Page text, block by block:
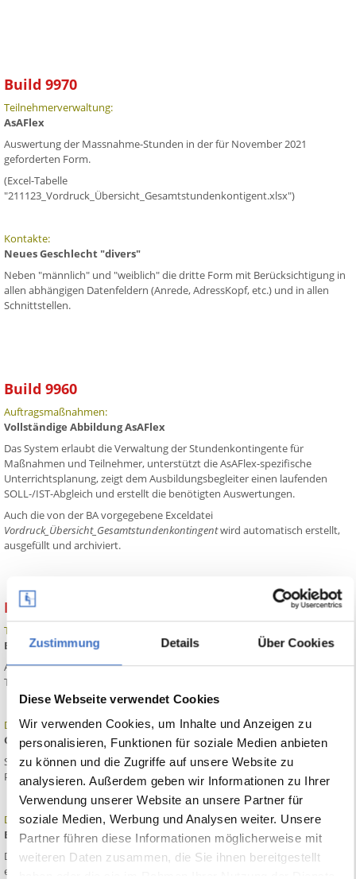
Zustimmung Details Über Cookies
Diese Webseite verwendet Cookies
Wir verwenden Cookies, um Inhalte und Anzeigen zu
personalisieren, Funktionen für soziale Medien anbieten
zu können und die Zugriffe auf unsere Website zu
analysieren. Außerdem geben wir Informationen zu Ihrer
Verwendung unserer Website an unsere Partner für
soziale Medien, Werbung und Analysen weiter. Unsere
Partner führen diese Informationen möglicherweise mit
weiteren Daten zusammen, die Sie ihnen bereitgestellt
Build 9970
Teilnehmerverwaltung:
AsAFlex
Auswertung der Massnahme-Stunden in der für November 2021
geforderten Form.
(Excel-Tabelle
"211123_Vordruck_Übersicht_Gesamtstundenkontigent.xlsx")
Kontakte:
Neues Geschlecht "divers"
Neben "männlich" und "weiblich" die dritte Form mit Berücksichtigung in
allen abhängigen Datenfeldern (Anrede, AdressKopf, etc.) und in allen
Schnittstellen.
Build 9960
Auftragsmaßnahmen:
Vollständige Abbildung AsAFlex
Das System erlaubt die Verwaltung der Stundenkontingente für
Maßnahmen und Teilnehmer, unterstützt die AsAFlex-spezifische
Unterrichtsplanung, zeigt dem Ausbildungsbegleiter einen laufenden
SOLL-/IST-Abgleich und erstellt die benötigten Auswertungen.
Auch die von der BA vorgegebene Exceldatei
Vordruck_Übersicht_Gesamtstundenkontingentwird automatisch erstellt,
ausgefüllt und archiviert.
Build 9922
Teilnehmerverwaltung:
Erweiterungen für AsAFlex
Abbildung der Stundenkontingente der Maßnahmen und Buchung der
Teilnehmer über Unterrichtswahlen.
Datensicherung:
Cloud-Backup über WebDAV
Sie können einenCloudBackupSpacedefinieren, der über das WebDAV-
Protokoll erreicht wird.
Datensicherung:
Einstellungen sperren
Die Einstellungen des Backup-System lassen sich jetzt so sperren, dass
eine Darstellung und Bearbeitung nur auf dem für die Datensicherung